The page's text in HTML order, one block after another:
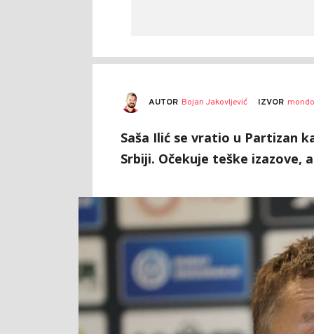
AUTOR Bojan Jakovljević IZVOR
Saša Ilić se vratio u Partizan
Srbiji. Očekuje teške izazove,